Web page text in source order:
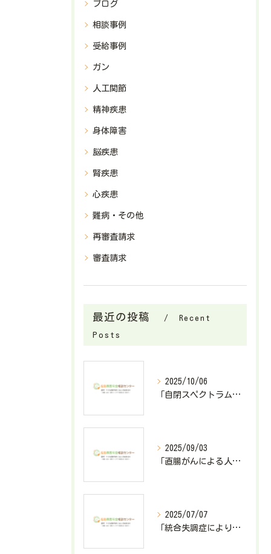
ブログ
相談事例
受給事例
ガン
人工関節
精神疾患
身体障害
脳疾患
腎疾患
心疾患
難病・その他
再審査請求
審査請求
最近の投稿
Recent
Posts
2025/10/06
「自閉スペクトラム症で障害基礎年金2級が決定したケース」
2025/09/03
「直腸がんによる人工肛門造設で障害厚生年金3級が決定したケース」
2025/07/07
「統合失調症により障害基礎年金2級が決定したケース」